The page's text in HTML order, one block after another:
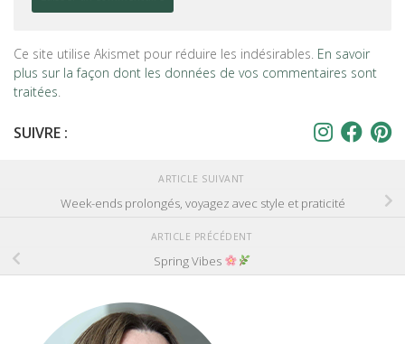
Ce site utilise Akismet pour réduire les indésirables. En savoir
plus sur la façon dont les données de vos commentaires sont
traitées.
SUIVRE :
ARTICLE SUIVANT
Week-ends prolongés, voyagez avec style et praticité
ARTICLE PRÉCÉDENT
Spring Vibes